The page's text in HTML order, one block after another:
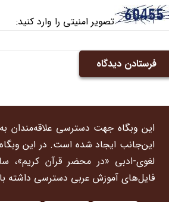
تصویر امنیتی را وارد کنید:
فرستادن دیدگاه
این وبگاه جهت دسترسی علاقه‌مندان
این‌جانب ایجاد شده است. در این
لغوی-ادبی «در محضر قرآن کریم»،
فایل‌های آموزش عربی دسترسی داشته